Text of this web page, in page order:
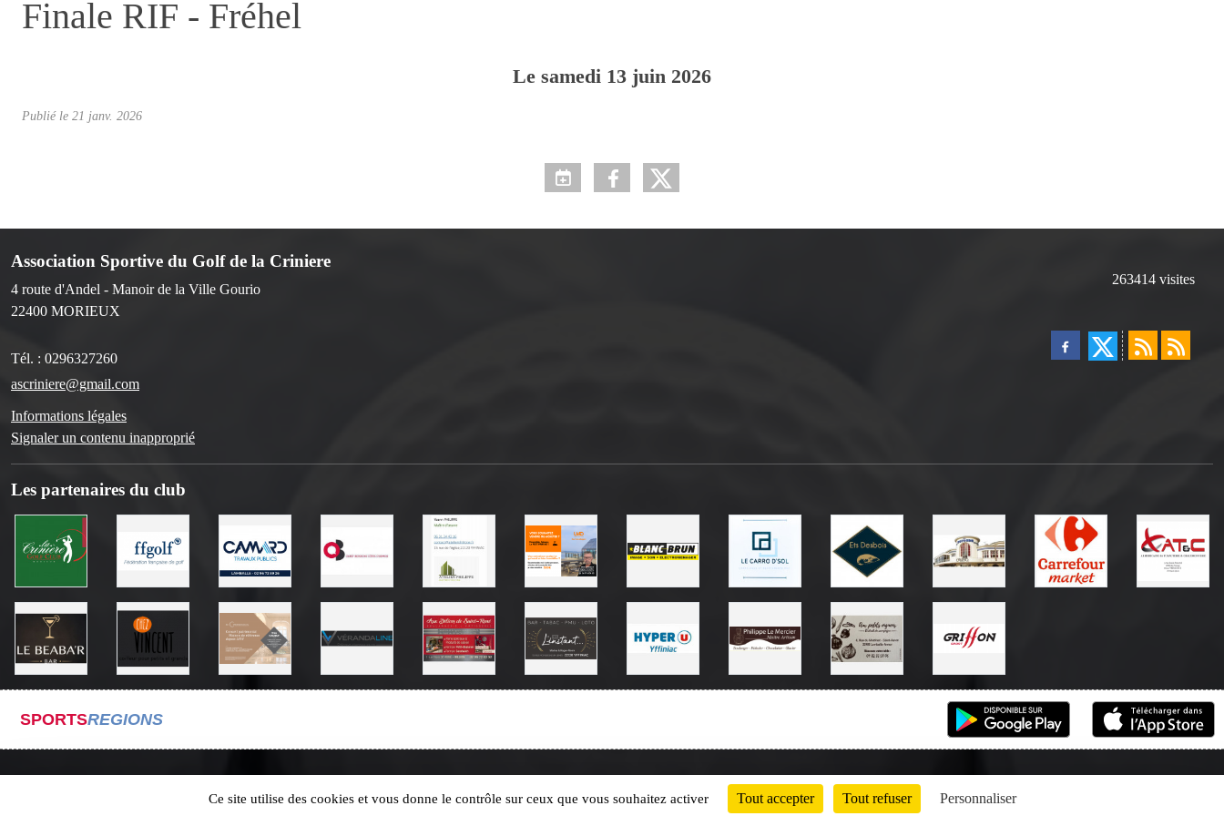
Finale RIF - Fréhel
Le samedi 13 juin 2026
Publié le 21 janv. 2026
Association Sportive du Golf de la Criniere
4 route d'Andel - Manoir de la Ville Gourio
22400 MORIEUX
Tél. : 0296327260
ascriniere@gmail.com
Informations légales
Signaler un contenu inapproprié
263414 visites
Les partenaires du club
SPORTSREGIONS
Ce site utilise des cookies et vous donne le contrôle sur ceux que vous souhaitez activer Tout accepter Tout refuser Personnaliser